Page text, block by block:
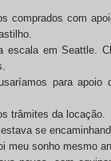
comprados com
em Seattle.
para apoio
trâmites da locação.
se
meu sonho mesmo